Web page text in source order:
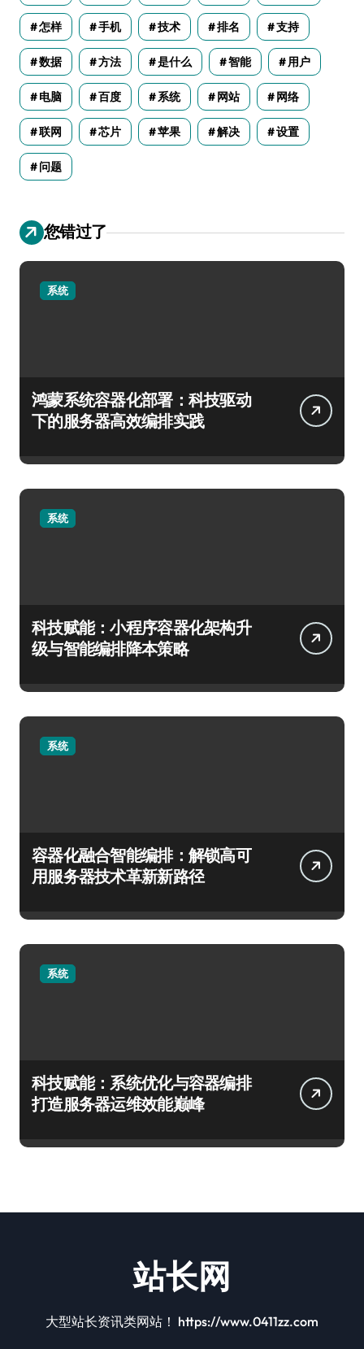
怎样 手机 技术 排名 支持
数据 方法 是什么 智能 用户
电脑 百度 系统 网站 网络
联网 芯片 苹果 解决 设置
问题
您错过了
系统
鸿蒙系统容器化部署：科技驱动
下的服务器高效编排实践
系统
科技赋能：小程序容器化架构升
级与智能编排降本策略
系统
容器化融合智能编排：解锁高可
用服务器技术革新新路径
系统
科技赋能：系统优化与容器编排
打造服务器运维效能巅峰
站长网
大型站长资讯类网站！ https://www.0411zz.com